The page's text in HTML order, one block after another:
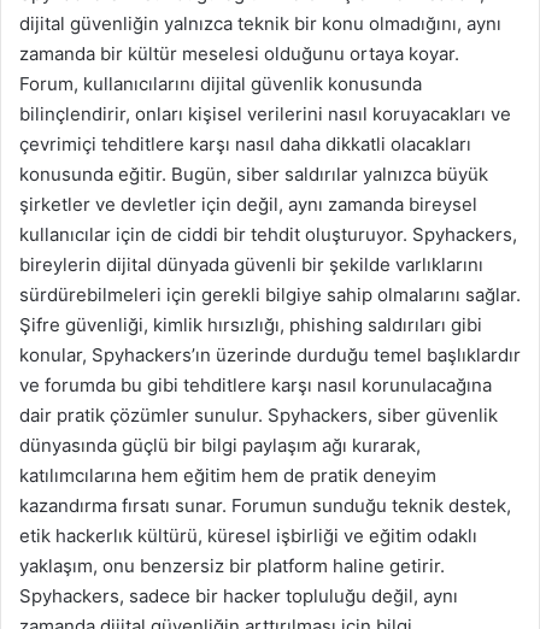
dijital güvenliğin yalnızca teknik bir konu olmadığını, aynı
zamanda bir kültür meselesi olduğunu ortaya koyar.
Forum, kullanıcılarını dijital güvenlik konusunda
bilinçlendirir, onları kişisel verilerini nasıl koruyacakları ve
çevrimiçi tehditlere karşı nasıl daha dikkatli olacakları
konusunda eğitir. Bugün, siber saldırılar yalnızca büyük
şirketler ve devletler için değil, aynı zamanda bireysel
kullanıcılar için de ciddi bir tehdit oluşturuyor. Spyhackers,
bireylerin dijital dünyada güvenli bir şekilde varlıklarını
sürdürebilmeleri için gerekli bilgiye sahip olmalarını sağlar.
Şifre güvenliği, kimlik hırsızlığı, phishing saldırıları gibi
konular, Spyhackers’ın üzerinde durduğu temel başlıklardır
ve forumda bu gibi tehditlere karşı nasıl korunulacağına
dair pratik çözümler sunulur. Spyhackers, siber güvenlik
dünyasında güçlü bir bilgi paylaşım ağı kurarak,
katılımcılarına hem eğitim hem de pratik deneyim
kazandırma fırsatı sunar. Forumun sunduğu teknik destek,
etik hackerlık kültürü, küresel işbirliği ve eğitim odaklı
yaklaşım, onu benzersiz bir platform haline getirir.
Spyhackers, sadece bir hacker topluluğu değil, aynı